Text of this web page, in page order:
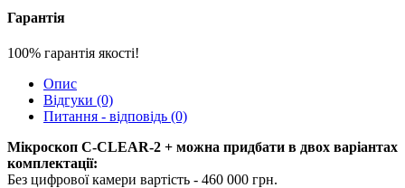
Гарантія
100% гарантія якості!
Опис
Відгуки (0)
Питання - відповідь (0)
Мікроскоп C-CLEAR-2 + можна придбати в двох варіантах
комплектації:
Без цифрової камери вартість - 460 000 грн.